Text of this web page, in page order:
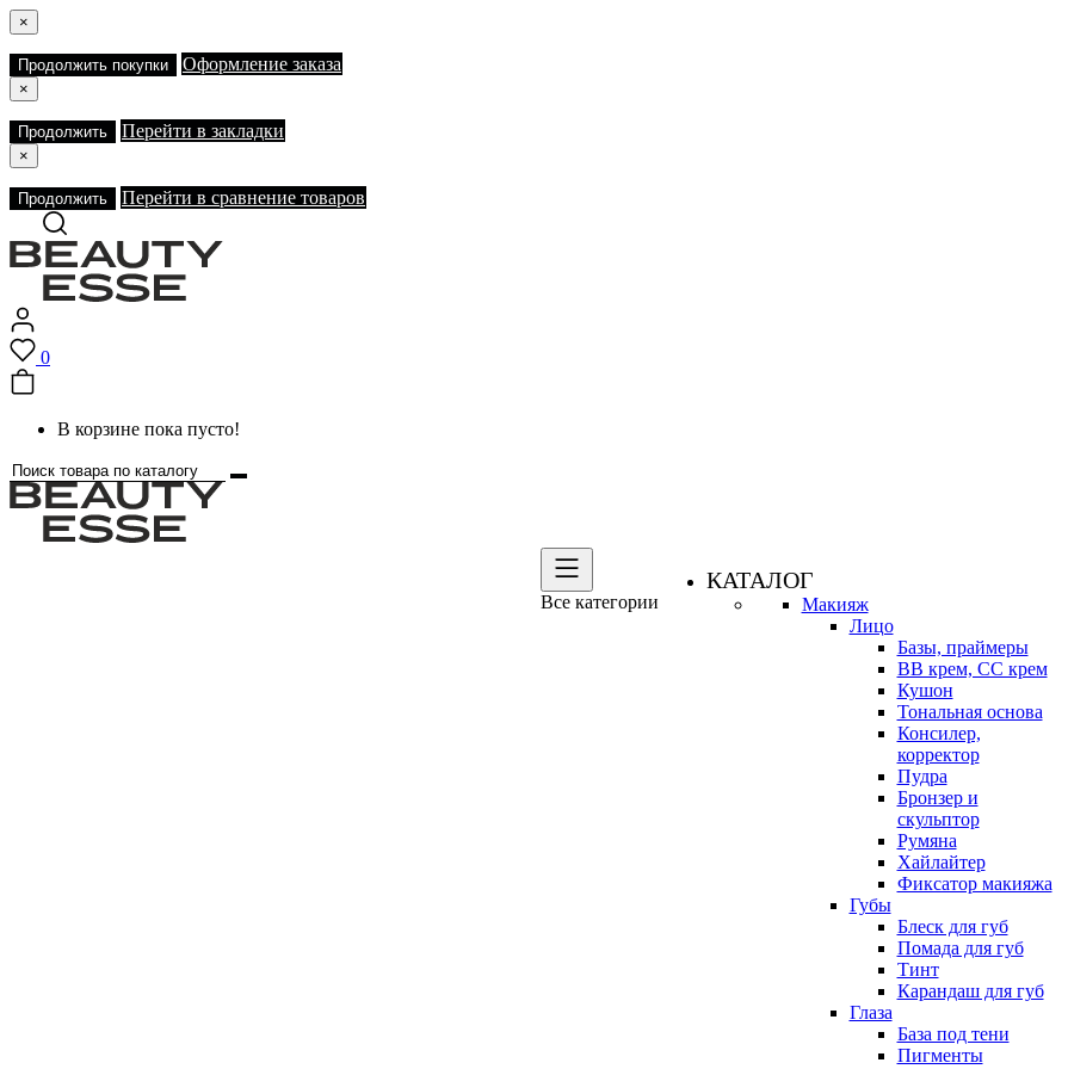
×
Продолжить покупки Оформление заказа
×
Продолжить Перейти в закладки
×
Продолжить Перейти в сравнение товаров
0
В корзине пока пусто!
Все категории
КАТАЛОГ
Макияж
Лицо
Базы, праймеры
BB крем, CC крем
Кушон
Тональная основа
Консилер,
корректор
Пудра
Бронзер и
скульптор
Румяна
Хайлайтер
Фиксатор макияжа
Губы
Блеск для губ
Помада для губ
Тинт
Карандаш для губ
Глаза
База под тени
Пигменты